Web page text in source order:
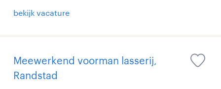
bekijk vacature
Meewerkend voorman lasserij,
Randstad